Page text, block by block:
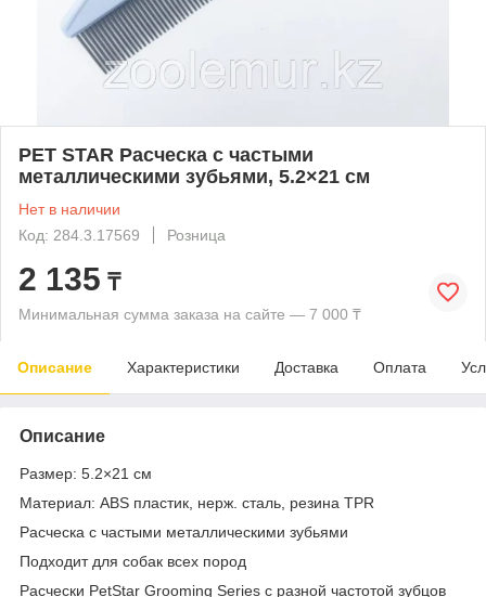
PET STAR Расческа с частыми
металлическими зубьями, 5.2×21 см
Нет в наличии
Код: 284.3.17569
Розница
2 135 ₸
Минимальная сумма заказа на сайте — 7 000 ₸
Описание Характеристики Доставка Оплата
Описание
Размер: 5.2×21 см
Материал: ABS пластик, нерж. сталь, резина TPR
Расческа с частыми металлическими зубьями
Подходит для собак всех пород
Расчески PetStar Grooming Series с разной частотой зубцов